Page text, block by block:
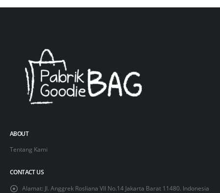
ABOUT
Tentang Kami
CONTACT US
Alamat: Jl. Anggrek Rosliana VII No.14 Jakarta Barat 11480. Indonesia